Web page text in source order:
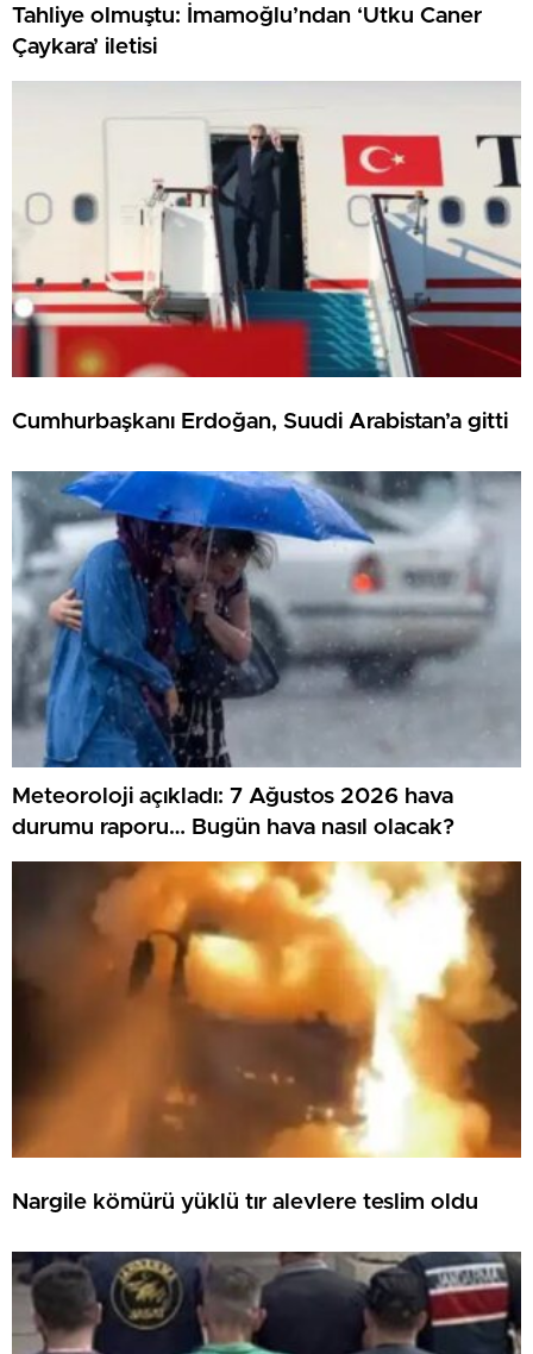
Tahliye olmuştu: İmamoğlu’ndan ‘Utku Caner
Çaykara’ iletisi
Cumhurbaşkanı Erdoğan, Suudi Arabistan’a gitti
Meteoroloji açıkladı: 7 Ağustos 2026 hava
durumu raporu… Bugün hava nasıl olacak?
Nargile kömürü yüklü tır alevlere teslim oldu